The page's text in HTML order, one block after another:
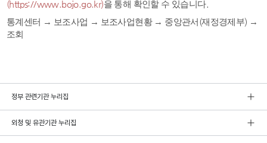
(https://www.bojo.go.kr)을 통해 확인할 수 있습니다.
통계센터 → 보조사업 → 보조사업현황 → 중앙관서(재정경제부) →
조회
정부 관련기관 누리집
외청 및 유관기관 누리집